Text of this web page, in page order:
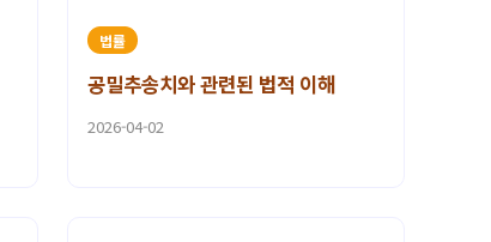
법률
공밀추송치와 관련된 법적 이해
2026-04-02